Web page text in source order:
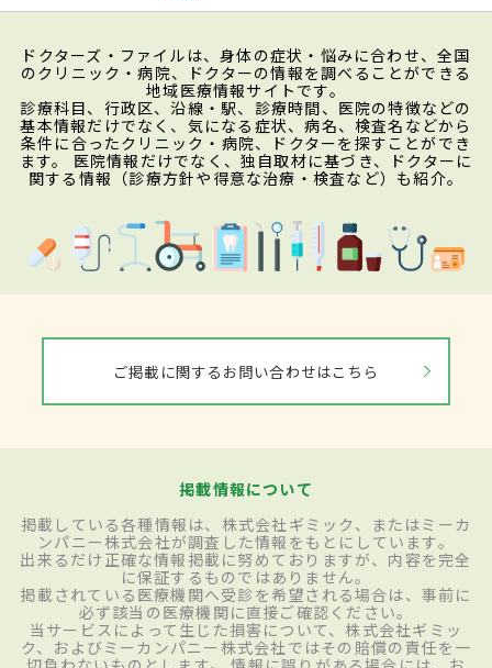
ドクターズ・ファイルは、身体の症状・悩みに合わせ、全国
のクリニック・病院、ドクターの情報を調べることができる
地域医療情報サイトです。
診療科目、行政区、沿線・駅、診療時間、医院の特徴などの
基本情報だけでなく、気になる症状、病名、検査名などから
条件に合ったクリニック・病院、ドクターを探すことができ
ます。 医院情報だけでなく、独自取材に基づき、ドクターに
関する情報（診療方針や得意な治療・検査など）も紹介。
ご掲載に関するお問い合わせはこちら
掲載情報について
掲載している各種情報は、株式会社ギミック、またはミーカ
ンパニー株式会社が調査した情報をもとにしています。
出来るだけ正確な情報掲載に努めておりますが、内容を完全
に保証するものではありません。
掲載されている医療機関へ受診を希望される場合は、事前に
必ず該当の医療機関に直接ご確認ください。
当サービスによって生じた損害について、株式会社ギミッ
ク、およびミーカンパニー株式会社ではその賠償の責任を一